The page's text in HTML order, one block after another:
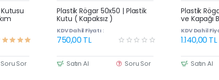
Yeni Ürün
Soru Sor
Yeni Ürün
Plastik Rögar 50x50 | Plastik
Kutu ( Kapaksız )
KDV Dahil Fiyatı :
750,00 TL
Satın Al Soru Sor
Plastik
ve Kapağı
KDV Dahil
1.140,00 TL
Satın Al